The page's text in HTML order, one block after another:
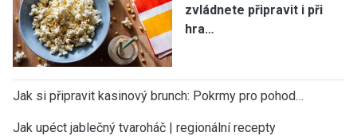
zvládnete připravit i při
hra…
Jak si připravit kasinový brunch: Pokrmy pro pohod…
Jak upéct jablečný tvaroháč | regionální recepty